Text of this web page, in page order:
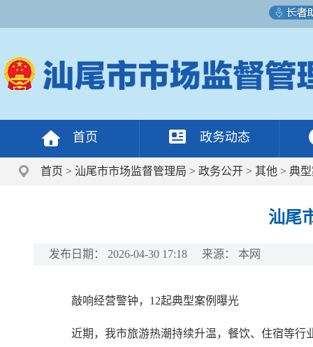
首页 政务动态
首页 > 汕尾市市场监督管理局 > 政务公开 > 其他 > 典
汕尾
发布日期： 2026-04-30 17:18 来源： 本网
敲响经营警钟，12起典型案例曝光
近期，我市旅游热潮持续升温，餐饮、住宿等